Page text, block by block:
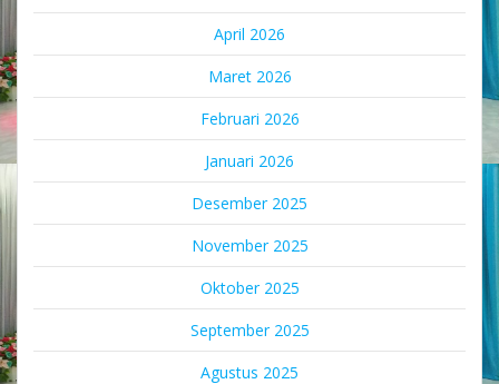
April 2026
Maret 2026
Februari 2026
Januari 2026
Desember 2025
November 2025
Oktober 2025
September 2025
Agustus 2025